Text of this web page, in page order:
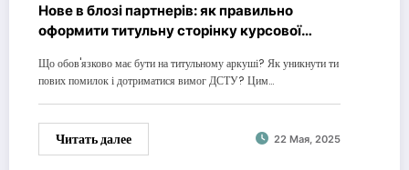
Нове в блозі партнерів: як правильно
оформити титульну сторінку курсової
Що обов'язково має бути на титульному аркуші? Як уникнути ти
пових помилок і дотриматися вимог ДСТУ? Цим…
Читать далее 22 Мая, 2025